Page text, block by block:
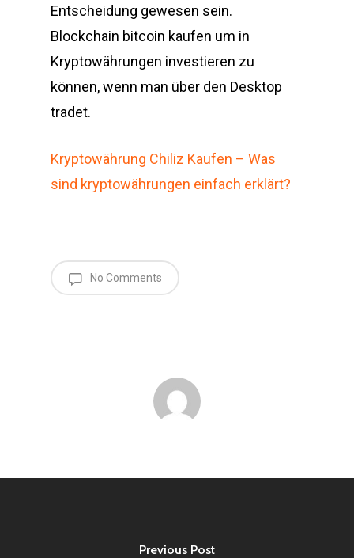
Entscheidung gewesen sein.
Blockchain bitcoin kaufen um in
Kryptowährungen investieren zu
können, wenn man über den Desktop
tradet.
Kryptowährung Chiliz Kaufen – Was
sind kryptowährungen einfach erklärt?
No Comments
Previous Post